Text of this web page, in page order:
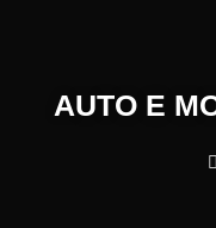
AUTO E